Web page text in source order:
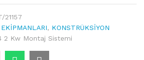
21157
, KONSTRÜKSİYON
2 Kw Montaj Sistemi